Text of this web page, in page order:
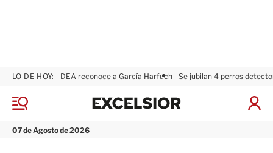
M
n
07 de Agosto de 2026
LO DE HOY: DEA reconoce a García Harfuch Se jubilan 4 perros
I
x